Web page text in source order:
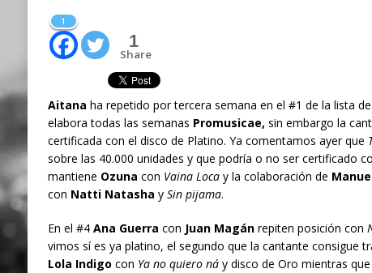
1
1
Share
Aitana ha repetido por tercera semana en el #1 de la lista
elabora todas las semanas Promusicae, sin embargo la
certificada con el disco de Platino. Ya comentamos ayer que
sobre las 40.000 unidades y que podría o no ser certificado
mantiene Ozuna con Vaina Locay la colaboración de
con Natti Natasha ySin pijama.
En el #4 Ana Guerra con Juan Magánrepiten posición con
vimos sí es ya platino, el segundo que la cantante consigue
Lola Indigo con Ya no quiero náy disco de Oro mientras